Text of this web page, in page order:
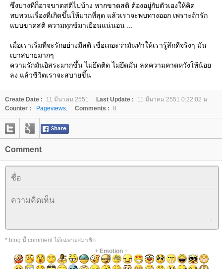
ซึ่งบางทีก็อาจขาดสติไปบ้าง หากขาดสติ ต้องอยู่กับตัวเองให้คิด
ทบทวนเรื่องที่เกิดขึ้นให้มากที่สุด แล้วเราจะพบทางออก เพราะถ้ารัก
แบบขาดสติ ความทุกข์มาเยือนแน่นอน ...
เมื่อเราเริ่มที่จะรักอย่างมีสติ เชื่อเถอะว่ามันทำให้เรารู้สึกดีจริงๆ มัน
เบาสบายมากๆ
ความรักมันอิสระมากขึ้น ไม่ยึดติด ไม่ยึดมั่น ลดความคาดหวังให้น้อย
ลง แล้วชีวิตเราจะสบายขึ้น
Create Date : 11 มีนาคม 2551 Last Update :
11 มีนาคม 2551 0:22:02 น.
Counter :
Pageviews. Comments : 8
Comment
* blog นี้ comment ได้เฉพาะสมาชิก
+ Emotion+